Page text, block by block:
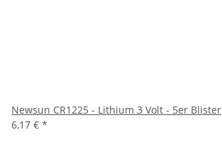
Newsun CR1225 - Lithium 3 Volt - 5er Blister
6,17 € *